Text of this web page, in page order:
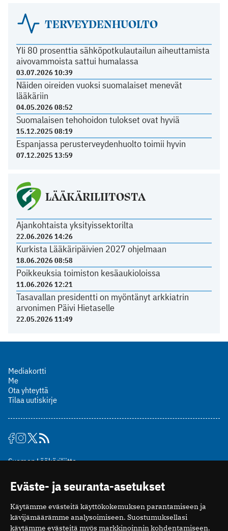
TERVEYDENHUOLTO
Yli 80 prosenttia sähköpotkulautailun aiheuttamista
aivovammoista sattui humalassa
03.07.2026 10:39
Näiden oireiden vuoksi suomalaiset menevät
lääkäriin
04.05.2026 08:52
Suomalaisen tehohoidon tulokset ovat hyviä
15.12.2025 08:19
Espanjassa perusterveydenhuolto toimii hyvin
07.12.2025 13:59
LÄÄKÄRILIITOSTA
Ajankohtaista yksityissektorilta
22.06.2026 14:26
Kurkista Lääkäripäivien 2027 ohjelmaan
18.06.2026 08:58
Poikkeuksia toimiston kesäaukioloissa
11.06.2026 12:21
Tasavallan presidentti on myöntänyt arkkiatrin
arvonimen Päivi Hietaselle
22.05.2026 11:49
Mediakortti
Me
Ota yhteyttä
Tilaa uutiskirje
Suomen Lääkäriliitto
00510 Helsinki
puh. (09) 393 091
toimitus@potilaanlaakarilehti.fi
Eväste- ja seuranta-asetukset
Käytämme evästeitä käyttökokemuksen parantamiseen ja
kävijämäärämme analysoimiseen. Suostumuksellasi
käytämme evästeitä myös markkinoinnin kohdentamiseen.